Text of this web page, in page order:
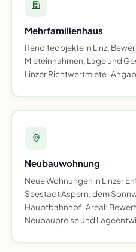
Mehrfamilienhaus
Renditeobjekte in Linz:
Mieteinnahmen, Lage und
Linzer Richtwertmiete-
Neubauwohnung
Neue Wohnungen in Linzer
Seestadt Aspern, dem
Hauptbahnhof-Areal:
Neubaupreise und